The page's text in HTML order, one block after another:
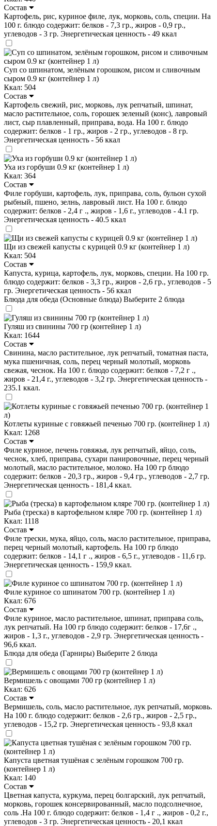
Состав
Картофель, рис, куриное филе, лук, морковь, соль, специи. На
100 г. блюдо содержит: белков - 7,3 гр., жиров - 0,9 гр.,
углеводов - 3 гр. Энергетическая ценность - 49 ккал
Суп со шпинатом, зелёным горошком, рисом и сливочным
сыром 0.9 кг (контейнер 1 л)
Ккал: 504
Состав
Картофель свежий, рис, морковь, лук репчатый, шпинат,
масло растительное, соль, горошек зеленый (конс), лавровый
лист, сыр плавленный, приправа, вода. На 100 г. блюдо
содержит: белков - 1 гр., жиров - 2 гр., углеводов - 8 гр.
Энергетическая ценность - 56 ккал
Уха из горбуши 0.9 кг (контейнер 1 л)
Ккал: 364
Состав
Филе горбуши, картофель, лук, приправа, соль, бульон сухой
рыбный, пшено, зелнь, лавровый лист. На 100 г. блюдо
содержит: белков - 2,4 г ., жиров - 1,6 г., углеводов - 4.1 гр.
Энергетическая ценность - 40.5 ккал
Щи из свежей капусты с курицей 0.9 кг (контейнер 1 л)
Ккал: 504
Состав
Капуста, курица, картофель, лук, морковь, специи. На 100 гр.
блюдо содержит: белков - 3,3 гр., жиров - 2,6 гр., углеводов - 5
гр. Энергетическая ценность - 56 ккал
Блюда для обеда (Основные блюда) Выберите 2 блюда
Гуляш из свинины 700 гр (контейнер 1 л)
Ккал: 1644
Состав
Свинина, масло растительное, лук репчатый, томатная паста,
мука пшеничная, соль, перец черный молотый, морковь
свежая, чеснок. На 100 г. блюдо содержит: белков - 7,2 г .,
жиров - 21,4 г., углеводов - 3,2 гр. Энергетическая ценность -
235.1 ккал.
Котлеты куриные с говяжьей печенью 700 гр. (контейнер 1 л)
Ккал: 1268
Состав
Филе куриное, печень говяжья, лук репчатый, яйцо, соль,
чеснок, хлеб, приправа, сухари панировочные, перец черный
молотый, масло растительное, молоко. На 100 гр блюдо
содержит: белков - 20,3 гр., жиров - 9,4 гр., углеводов - 2,7 гр.
Энергетическая ценность - 181,4 ккал.
Рыба (треска) в картофельном кляре 700 гр. (контейнер 1 л)
Ккал: 1118
Состав
Филе трески, мука, яйцо, соль, масло растительное, приправа,
перец черный молотый, картофель. На 100 гр блюдо
содержит: белков - 14,1 г ., жиров - 6,5 г., углеводов - 11,6 гр.
Энергетическая ценность - 159,9 ккал.
Филе куриное со шпинатом 700 гр. (контейнер 1 л)
Ккал: 676
Состав
Филе куриное, масло растительное, шпинат, приправа соль,
лук репчатый. На 100 гр блюдо содержит: белков - 17,6г .,
жиров - 1,3 г., углеводов - 2,9 гр. Энергетическая ценность -
96,6 ккал.
Блюда для обеда (Гарниры) Выберите 2 блюда
Вермишель с овощами 700 гр (контейнер 1 л)
Ккал: 626
Состав
Вермишель, соль, масло растительное, лук репчатый, морковь.
На 100 г. блюдо содержит: белков - 2,6 гр., жиров - 2,5 гр.,
углеводов - 15,2 гр. Энергетическая ценность - 93,8 ккал
Капуста цветная тушёная с зелёным горошком 700 гр.
(контейнер 1 л)
Ккал: 140
Состав
Цветная капуста, куркума, перец болгарский, лук репчатый,
морковь, горошек консервированный, масло подсолнечное,
соль .На 100 г. блюдо содержит: белков - 1,4 г ., жиров - 0,2 г.,
углеводов - 3 гр. Энергетическая ценность - 20,1 ккал